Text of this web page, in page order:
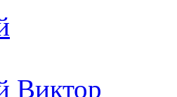
Виктор